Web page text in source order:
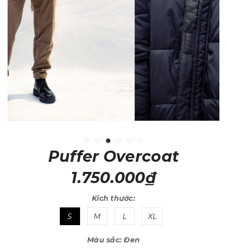
Puffer Overcoat
1.750.000₫
Kích thước:
S
M L XL
Màu sắc:Đen